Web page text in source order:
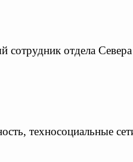
сотрудник отдела
техносоциальные